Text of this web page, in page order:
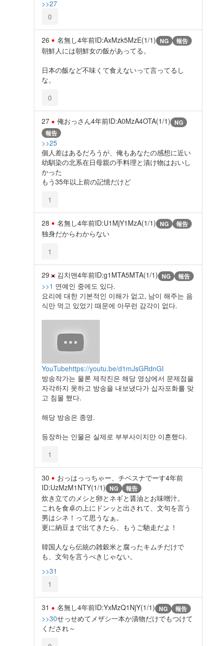
>>27
0
26 名無し4年前ID:AxMzk5MzE(1/1) NG 報告
朝鮮人には朝鮮女の飯があってる。
日本の飯など不味くて食えないって言ってるし
な。
0
27 俺おっさん4年前ID:A0MzA4OTA(1/1) NG
報告
>>25
個人差はあるだろうが、俺もあなたの感想に近い
幼馴染の北系在日母親の手料理と漬け物はおいし
かった
もう35年以上前の記憶だけど
1
28 名無し4年前ID:U1MjY1MzA(1/1) NG 報告
独身だからわからない
1
29 김치맨4年前ID:g1MTA5MTA(1/1) NG 報告
>>1 연예인 중에도 있다.
요리에 대한 기본적인 이해가 없고, 남이 해주는 음
식만 먹고 있었기 때문에 아무런 감각이 없다.
YouTubehttps://youtu.be/d1mJsGRdnGI
방송작가는 물론 제작진은 해당 영상에서 문제점을
자각하지 못하고 방송을 내보냈다가 십자포화를 맞
고 침몰 했다.
해당 방송은 종영.
등장하는 인물은 실제로 부부사이지만 이혼했다.
1
30 おっはっっちゃー、チベスナでーす4年前
ID:UzMzM1NTY(1/1) NG 報告
炊き立てのメシと卵とネギと醤油とお味噌汁。
これを食卓の上にドンッと出されて、文句を言う
男はシネ！って思うなぁ。
更に納豆まで出てきたら、もうご馳走だよ！
韓国人なら伝統の雑穀米と腐ったキムチだけで
も、文句を言うべきじゃない。
>>31
1
31 名無し4年前ID:YxMzQ1NjY(1/1) NG 報告
>>30せっせめてメザシ一本か漬物だけでもつけて
くだされ～